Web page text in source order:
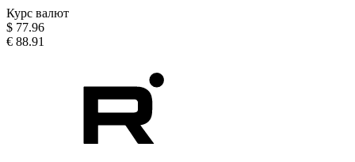
Курс валют
$ 77.96
€ 88.91